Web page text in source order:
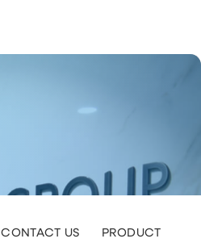
CONTACT US PRODUCT